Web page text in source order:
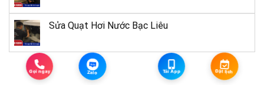
23
13 Lâm
Phường Vỹ
Dạ, TP. Huế
Sửa Quạt Hơi Nước Bạc Liêu
Gọi ngay
Zalo
Zalo Tải App Đặt lịch